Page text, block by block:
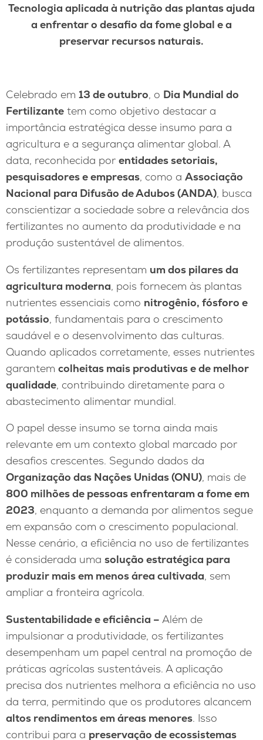
Tecnologia aplicada à nutrição das plantas ajuda
a enfrentar o desafio da fome global e a
preservar recursos naturais.
Celebrado em 13 de outubro, o Dia Mundial do
Fertilizante tem como objetivo destacar a
importância estratégica desse insumo para a
agricultura e a segurança alimentar global. A
data, reconhecida por entidades setoriais,
pesquisadores e empresas, como a Associação
Nacional para Difusão de Adubos (ANDA), busca
conscientizar a sociedade sobre a relevância dos
fertilizantes no aumento da produtividade e na
produção sustentável de alimentos.
Os fertilizantes representam um dos pilares da
agricultura moderna, pois fornecem às plantas
nutrientes essenciais como nitrogênio, fósforo e
potássio, fundamentais para o crescimento
saudável e o desenvolvimento das culturas.
Quando aplicados corretamente, esses nutrientes
garantem colheitas mais produtivas e de melhor
qualidade, contribuindo diretamente para o
abastecimento alimentar mundial.
O papel desse insumo se torna ainda mais
relevante em um contexto global marcado por
desafios crescentes. Segundo dados da
Organização das Nações Unidas (ONU), mais de
800 milhões de pessoas enfrentaram a fome em
2023, enquanto a demanda por alimentos segue
em expansão com o crescimento populacional.
Nesse cenário, a eficiência no uso de fertilizantes
é considerada uma solução estratégica para
produzir mais em menos área cultivada, sem
ampliar a fronteira agrícola.
Sustentabilidade e eficiência – Além de
impulsionar a produtividade, os fertilizantes
desempenham um papel central na promoção de
práticas agrícolas sustentáveis. A aplicação
precisa dos nutrientes melhora a eficiência no uso
da terra, permitindo que os produtores alcancem
altos rendimentos em áreas menores. Isso
contribui para a preservação de ecossistemas